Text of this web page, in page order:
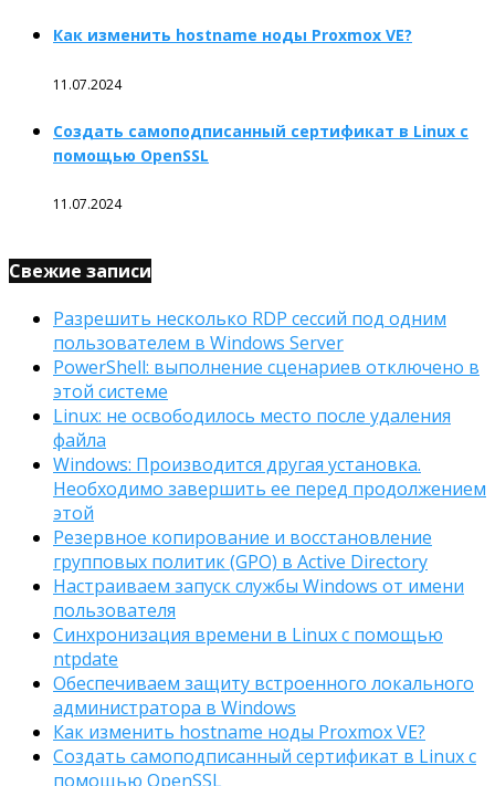
Как изменить hostname ноды Proxmox VE?
11.07.2024
Создать самоподписанный сертификат в Linux с
помощью OpenSSL
11.07.2024
Свежие записи
Разрешить несколько RDP сессий под одним
пользователем в Windows Server
PowerShell: выполнение сценариев отключено в
этой системе
Linux: не освободилось место после удаления
файла
Windows: Производится другая установка.
Необходимо завершить ее перед продолжением
этой
Резервное копирование и восстановление
групповых политик (GPO) в Active Directory
Настраиваем запуск службы Windows от имени
пользователя
Синхронизация времени в Linux с помощью
ntpdate
Обеспечиваем защиту встроенного локального
администратора в Windows
Как изменить hostname ноды Proxmox VE?
Создать самоподписанный сертификат в Linux с
помощью OpenSSL